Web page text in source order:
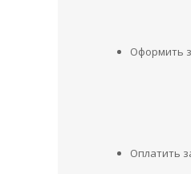
Оформить
Оплатить